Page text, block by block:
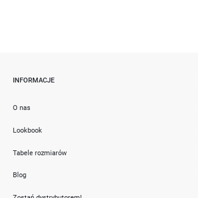
INFORMACJE
O nas
Lookbook
Tabele rozmiarów
Blog